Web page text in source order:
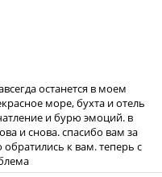
останется в моем
море, бухта и отель
и бурю эмоций. в
и снова. спасибо вам за
к вам. теперь с